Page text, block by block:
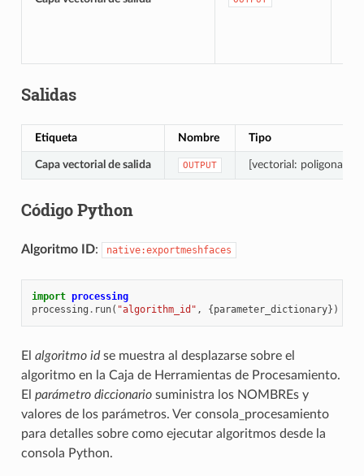
Salidas
Etiqueta Nombre Tipo
Capa vectorial de salida OUTPUT [vectorial: poligonal]
Código Python
Algoritmo ID: native:exportmeshfaces
import processing
processing . run( "algorithm_id" , {parameter_dictionary})
El algoritmo idse muestra al desplazarse sobre el
algoritmo en la Caja de Herramientas de Procesamiento.
El parámetro diccionariosuministra los NOMBREs y
valores de los parámetros. Ver consola_procesamiento
para detalles sobre como ejecutar algoritmos desde la
consola Python.